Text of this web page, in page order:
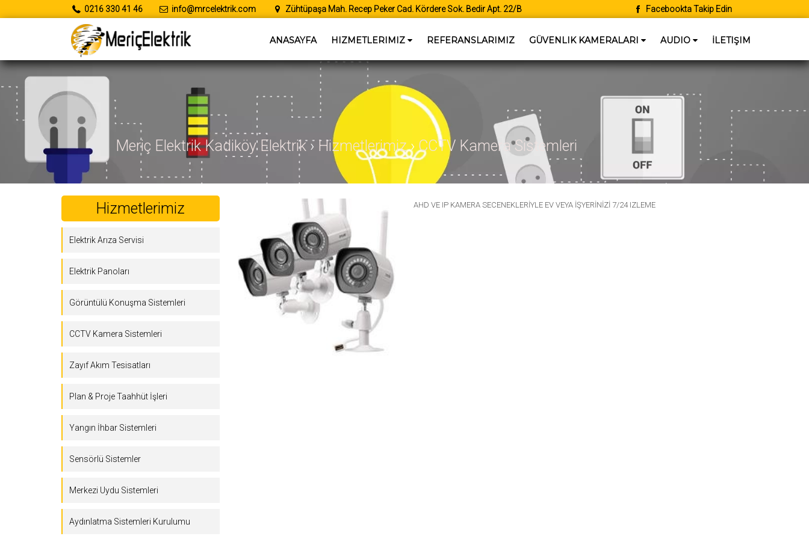
0216 330 41 46 info@mrcelektrik.com Zühtüpaşa Mah. Recep Peker Cad. Kördere Sok. Bedir Apt. 22/B Facebookta Takip Edin
ANASAYFA HIZMETLERIMIZ
MERIÇREFERANSLARIMIZ GÜVENLIK KAMERALARI
MERIÇAUDIO
MERIÇİLETIŞIM
Meriç Elektrik Kadiköy Elektrik › Hizmetlerimiz ›CCTV Kamera Sistemleri
Hizmetlerimiz
Elektrik Arıza Servisi
Elektrik Panoları
Görüntülü Konuşma Sistemleri
CCTV Kamera Sistemleri
Zayıf Akım Tesisatları
Plan & Proje Taahhüt İşleri
Yangın İhbar Sistemleri
Sensörlü Sistemler
Merkezi Uydu Sistemleri
Aydınlatma Sistemleri Kurulumu
AHD VE IP KAMERA SECENEKLERİYLE EV VEYA İŞYERİNİZİ 7/24 IZLEME